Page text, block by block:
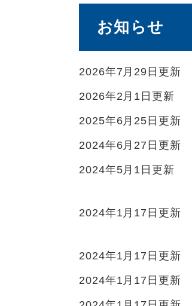
お知らせ
2026年7月29日更新
2026年2月1日更新
2025年6月25日更新
2024年6月27日更新
2024年5月1日更新
2024年1月17日更新
2024年1月17日更新
2024年1月17日更新